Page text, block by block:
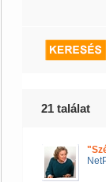
21 találat